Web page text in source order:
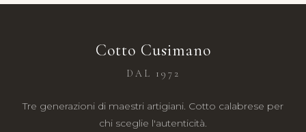
Cotto Cusimano
DAL 1972
Tre generazioni di maestri artigiani. Cotto calabrese per
chi sceglie l'autenticità.